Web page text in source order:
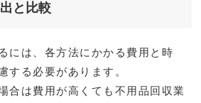
と比較
には、各方法にかかる費用と時
する必要があります。
合は費用が高くても不用品回収業